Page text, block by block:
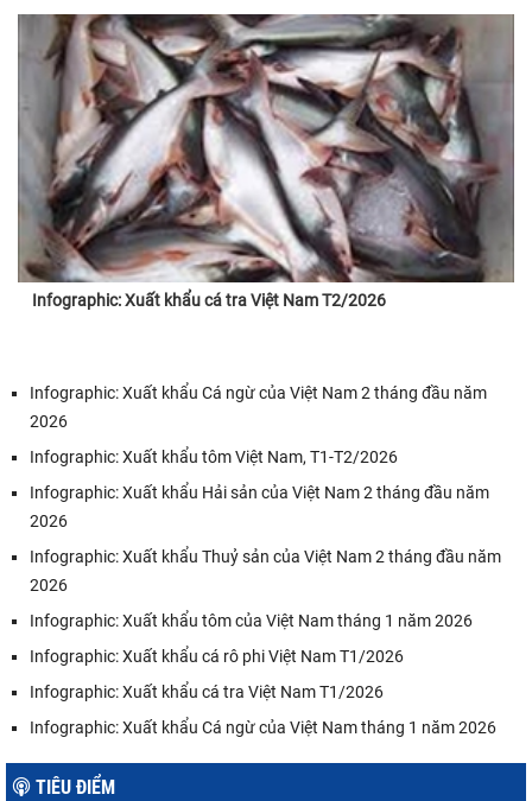
Infographic: Xuất khẩu cá tra Việt Nam T2/2026
Infographic: Xuất khẩu Cá ngừ của Việt Nam 2 tháng đầu năm
2026
Infographic: Xuất khẩu tôm Việt Nam, T1-T2/2026
Infographic: Xuất khẩu Hải sản của Việt Nam 2 tháng đầu năm
2026
Infographic: Xuất khẩu Thuỷ sản của Việt Nam 2 tháng đầu năm
2026
Infographic: Xuất khẩu tôm của Việt Nam tháng 1 năm 2026
Infographic: Xuất khẩu cá rô phi Việt Nam T1/2026
Infographic: Xuất khẩu cá tra Việt Nam T1/2026
Infographic: Xuất khẩu Cá ngừ của Việt Nam tháng 1 năm 2026
TIÊU ĐIỂM